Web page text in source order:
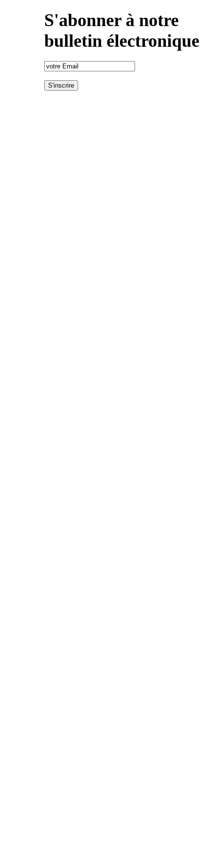
S'abonner à notre
bulletin électronique